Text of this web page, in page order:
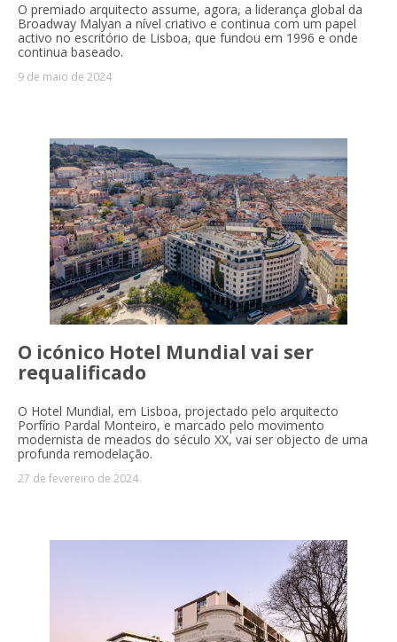
O premiado arquitecto assume, agora, a liderança global da
Broadway Malyan a nível criativo e continua com um papel
activo no escritório de Lisboa, que fundou em 1996 e onde
continua baseado.
9 de maio de 2024
O icónico Hotel Mundial vai ser
requalificado
O Hotel Mundial, em Lisboa, projectado pelo arquitecto
Porfírio Pardal Monteiro, e marcado pelo movimento
modernista de meados do século XX, vai ser objecto de uma
profunda remodelação.
27 de fevereiro de 2024